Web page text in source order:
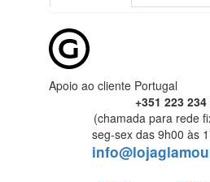
Apoio ao cliente Portugal
+351 223 234
(chamada para rede
seg-sex das 9h00 às